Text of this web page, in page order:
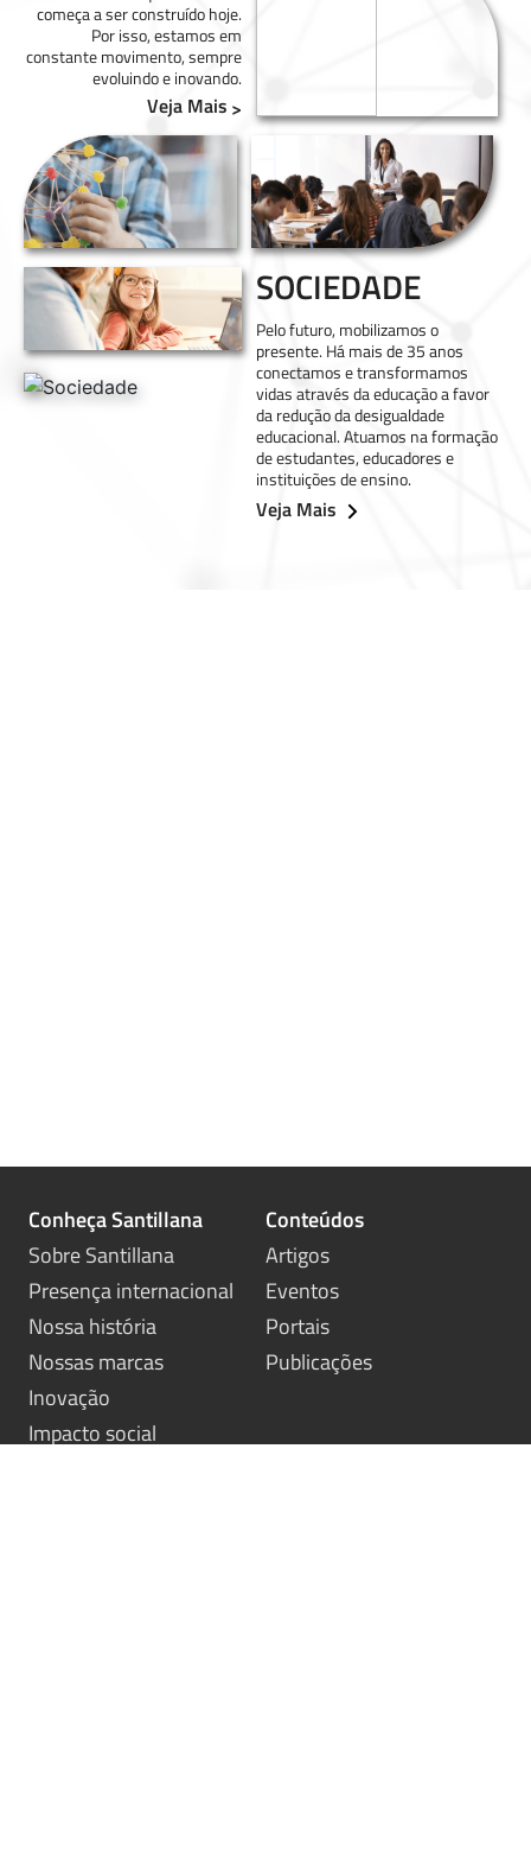
começa a ser construído hoje.
Por isso, estamos em
constante movimento, sempre
evoluindo e inovando.
Veja Mais >
SOCIEDADE
Pelo futuro, mobilizamos o
presente. Há mais de 35 anos
conectamos e transformamos
vidas através da educação a favor
da redução da desigualdade
educacional. Atuamos na formação
de estudantes, educadores e
instituições de ensino.
Veja Mais
Conheça Santillana
Sobre Santillana
Presença internacional
Nossa história
Nossas marcas
Inovação
Impacto social
Conteúdos
Artigos
Eventos
Portais
Publicações